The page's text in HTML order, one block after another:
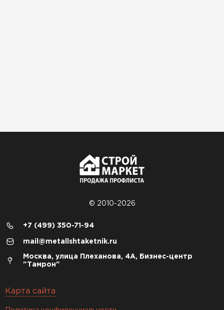
© 2010-2026
+7 (499) 350-71-94
mail@metallshtaketnik.ru
Москва, улица Плеханова, 4А, Бизнес-центр
"Тамрон"
Карта сайта